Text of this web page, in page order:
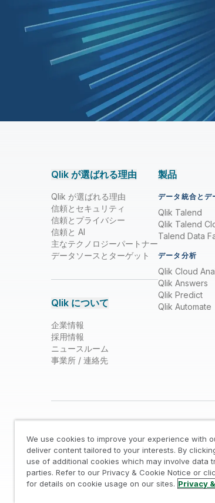
Qlik が選ばれる理由
Qlik が選ばれる理由
信頼とセキュリティ
信頼とプライバシー
信頼と AI
主なテクノロジーパートナー
データソースとターゲット
Qlik について
企業情報
採用情報
ニュースルーム
事業所 / 連絡先
製品
データ統合とデ
Qlik Talend
Qlik Talend
Talend Data
データ分析
Qlik Cloud
Qlik Answers
Qlik Predict
Qlik Automate
法的規約 / プライバシーとクッキー通知 /
We use cookies to improve your experience with
deliver content tailored to your interests. By
use of additional cookies which may involve data
parties. Refer to our Privacy & Cookie Notice or
for details on cookie usage on our sites. Privacy